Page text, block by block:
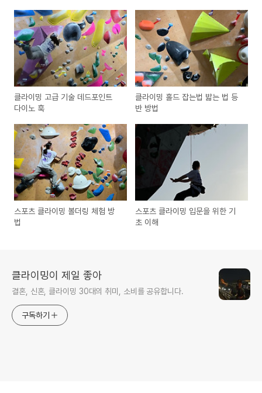
클라이밍 고급 기술 데드포인트
다이노 훅
클라이밍 홀드 잡는법 밟는 법 등
반 방법
스포츠 클라이밍 볼더링 체험 방
법
스포츠 클라이밍 입문을 위한 기
초 이해
클라이밍이 제일 좋아
결혼, 신혼, 클라이밍 30대의 취미, 소비를 공유합니다.
구독하기